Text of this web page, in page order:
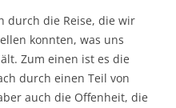
durch die Reise, die wir
konnten, was uns
Zum einen ist es die
durch einen Teil von
auch die Offenheit, die